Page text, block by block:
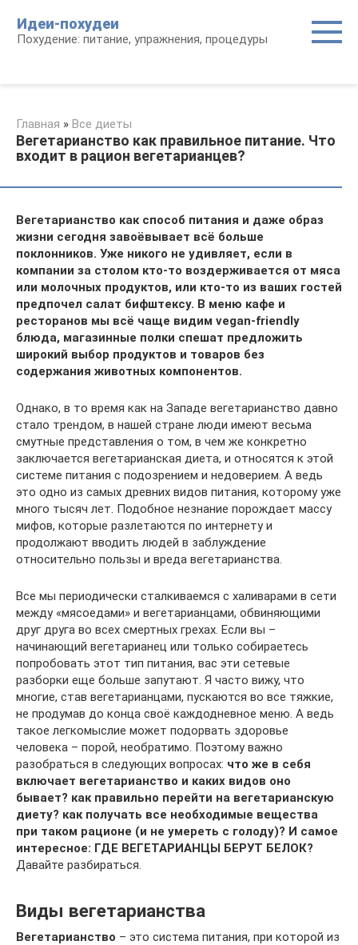
контенту
Идеи-похудеи
Похудение: питание, упражнения, процедуры
Главная » Все диеты
Вегетарианство как правильное питание. Что
входит в рацион вегетарианцев?
Вегетарианство как способ питания и даже образ
жизни сегодня завоёвывает всё больше
поклонников. Уже никого не удивляет, если в
компании за столом кто-то воздерживается от мяса
или молочных продуктов, или кто-то из ваших гостей
предпочел салат бифштексу. В меню кафе и
ресторанов мы всё чаще видим vegan-friendly
блюда, магазинные полки спешат предложить
широкий выбор продуктов и товаров без
содержания животных компонентов.
Однако, в то время как на Западе вегетарианство давно
стало трендом, в нашей стране люди имеют весьма
смутные представления о том, в чем же конкретно
заключается вегетарианская диета, и относятся к этой
системе питания с подозрением и недоверием. А ведь
это одно из самых древних видов питания, которому уже
много тысяч лет. Подобное незнание порождает массу
мифов, которые разлетаются по интернету и
продолжают вводить людей в заблуждение
относительно пользы и вреда вегетарианства.
Все мы периодически сталкиваемся с халиварами в сети
между «мясоедами» и вегетарианцами, обвиняющими
друг друга во всех смертных грехах. Если вы –
начинающий вегетарианец или только собираетесь
попробовать этот тип питания, вас эти сетевые
разборки еще больше запутают. Я часто вижу, что
многие, став вегетарианцами, пускаются во все тяжкие,
не продумав до конца своё каждодневное меню. А ведь
такое легкомыслие может подорвать здоровье
человека – порой, необратимо. Поэтому важно
разобраться в следующих вопросах: что же в себя
включает вегетарианство и каких видов оно
бывает? как правильно перейти на вегетарианскую
диету? как получать все необходимые вещества
при таком рационе (и не умереть с голоду)? И самое
интересное: ГДЕ ВЕГЕТАРИАНЦЫ БЕРУТ БЕЛОК?
Давайте разбираться.
Виды вегетарианства
Вегетарианство – это система питания, при которой из